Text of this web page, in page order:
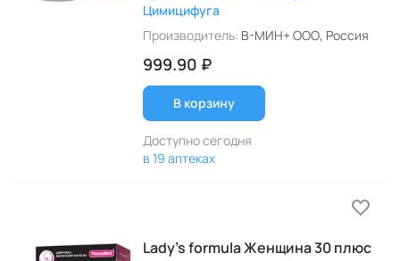
Цимицифуга
Производитель: В-МИН+ ООО, Россия
999.90 ₽
В корзину
Доступно сегодня
в 19 аптеках
Lady’s formula Женщина 30 плюс